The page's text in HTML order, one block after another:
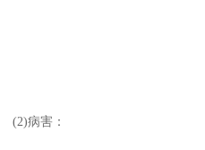
(2)病害：